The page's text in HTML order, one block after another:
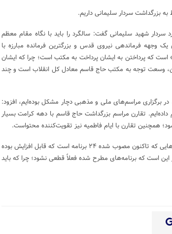
بزرگداشت سردار سلیمانی داریم.
شهید سلیمانی گفت: سالگرد را باید با نگاه مقام معظم
یک وجهه فرماندهی نیروی قدس و بزرگترین فرمانده مبارزه با
که پرداختن به ایشان پرداخت به مکتب است؛ چرا که ایشان
وسعت توجه به مکتب حاج قاسم معادل کل انقلاب است و چند
دلیل کرونا، در برگزاری مراسم‌های ملی و مذهبی دچار مشکل بوده‌ایم، افزود:
داده‌ایم. تقارن مراسم بزرگداشت حاج قاسم با دهه کرامت بسیار
همچنین تقارن با ایام فاطمیه نیز تقویت‌کننده محتواست.
فرمانده سپاه تهران بزرگ اضافه کرد: مجموع برنامه‌هایی که تاکنون مصوب شده ۲۴ برنامه است که قابل افزایش بوده
است که برنامه‌های مطرح شده فعلاً قطعی نشود؛ چرا که باید